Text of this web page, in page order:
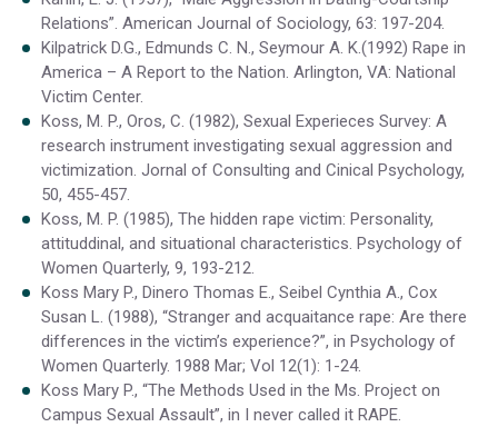
Relations”. American Journal of Sociology, 63: 197-204.
Kilpatrick D.G., Edmunds C. N., Seymour A. K.(1992) Rape in
America – A Report to the Nation. Arlington, VA: National
Victim Center.
Koss, M. P., Oros, C. (1982), Sexual Experieces Survey: A
research instrument investigating sexual aggression and
victimization. Jornal of Consulting and Cinical Psychology,
50, 455-457.
Koss, M. P. (1985), The hidden rape victim: Personality,
attituddinal, and situational characteristics. Psychology of
Women Quarterly, 9, 193-212.
Koss Mary P., Dinero Thomas E., Seibel Cynthia A., Cox
Susan L. (1988), “Stranger and acquaitance rape: Are there
differences in the victim’s experience?”, in Psychology of
Women Quarterly. 1988 Mar; Vol 12(1): 1-24.
Koss Mary P., “The Methods Used in the Ms. Project on
Campus Sexual Assault”, in I never called it RAPE.